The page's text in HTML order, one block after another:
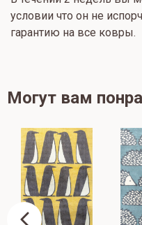
условии что он не
гарантию на все ковры.
Могут вам